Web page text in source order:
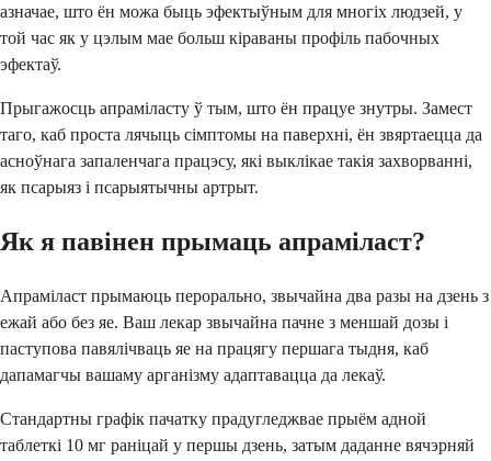
азначае, што ён можа быць эфектыўным для многіх людзей, у
той час як у цэлым мае больш кіраваны профіль пабочных
эфектаў.
Прыгажосць апраміласту ў тым, што ён працуе знутры. Замест
таго, каб проста лячыць сімптомы на паверхні, ён звяртаецца да
асноўнага запаленчага працэсу, які выклікае такія захворванні,
як псарыяз і псарыятычны артрыт.
Як я павінен прымаць апраміласт?
Апраміласт прымаюць перорально, звычайна два разы на дзень з
ежай або без яе. Ваш лекар звычайна пачне з меншай дозы і
паступова павялічваць яе на працягу першага тыдня, каб
дапамагчы вашаму арганізму адаптавацца да лекаў.
Стандартны графік пачатку прадугледжвае прыём адной
таблеткі 10 мг раніцай у першы дзень, затым даданне вячэрняй